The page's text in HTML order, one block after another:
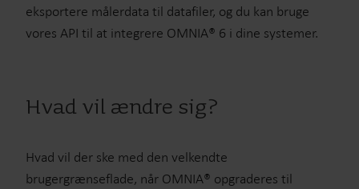
eksportere målerdata til datafiler, og du kan bruge
vores API til at integrere OMNIA® 6 i dine systemer.
Hvad vil ændre sig?
Hvad vil der ske med den velkendte
brugergrænseflade, når OMNIA® opgraderes til